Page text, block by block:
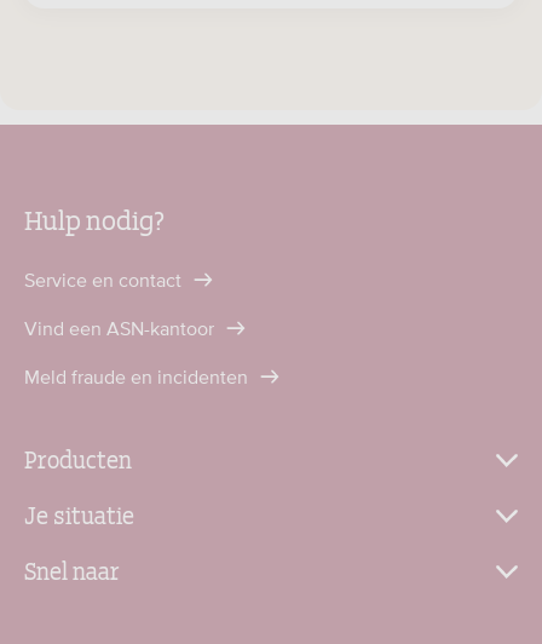
Hulp nodig?
Service en contact
Vind een ASN-kantoor
Meld fraude en incidenten
Producten
Je situatie
Snel naar